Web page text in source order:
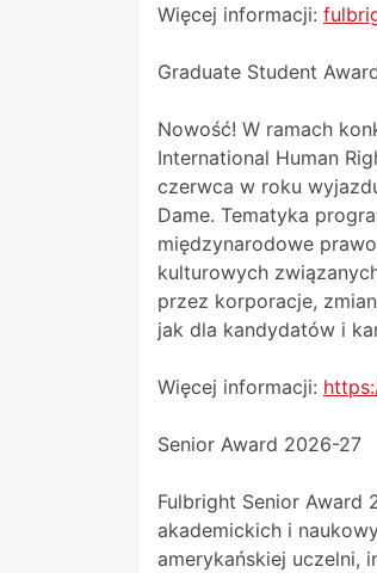
Więcej informacji:
Graduate Student
Nowość! W ramach
International Human
czerwca w roku
Dame. Tematyka
międzynarodowe
kulturowych
przez korporacje,
jak dla kandydatów i
Więcej informacji:
Senior Award 2026-27
Fulbright Senior
akademickich i
amerykańskiej uczelni,